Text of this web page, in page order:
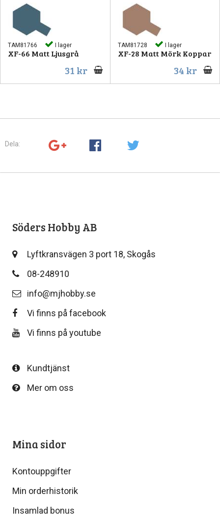
TAM81766 I lager
XF-66 Matt Ljusgrå
31 kr
TAM81728 I lager
XF-28 Matt Mörk Koppar
34 kr
Dela:
Söders Hobby AB
Lyftkransvägen 3 port 18, Skogås
08-248910
info@mjhobby.se
Vi finns på facebook
Vi finns på youtube
Kundtjänst
Mer om oss
Mina sidor
Kontouppgifter
Min orderhistorik
Insamlad bonus